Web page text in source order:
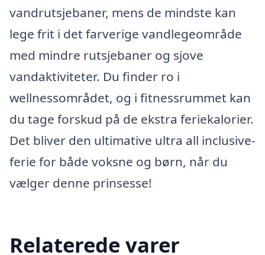
vandrutsjebaner, mens de mindste kan
lege frit i det farverige vandlegeområde
med mindre rutsjebaner og sjove
vandaktiviteter. Du finder ro i
wellnessområdet, og i fitnessrummet kan
du tage forskud på de ekstra feriekalorier.
Det bliver den ultimative ultra all inclusive-
ferie for både voksne og børn, når du
vælger denne prinsesse!
Relaterede varer